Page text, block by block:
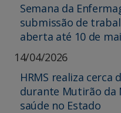
Semana da
submissão de
aberta até 10 de
14/04/2026
HRMS realiza cerca
durante Mutirão da
saúde no Estado